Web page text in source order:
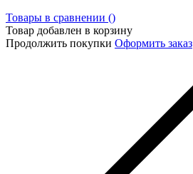
Товары в сравнении ()
Товар добавлен в корзину
Продолжить покупки Оформить заказ